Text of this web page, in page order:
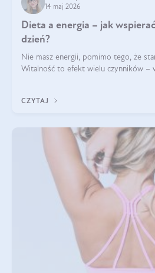
14 maj 2026
Dieta a energia – jak
dzień?
Nie masz energii, pomimo tego, że
Witalność to efekt wielu czynników –
CZYTAJ